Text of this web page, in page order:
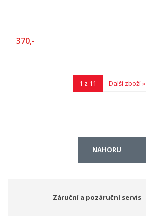
370,-
1 z 11 Další zboží »
NAHORU
Záruční a pozáruční servis